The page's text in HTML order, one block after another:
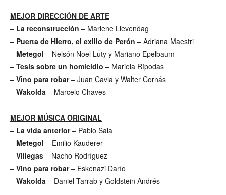
MEJOR DIRECCIÓN DE ARTE
– La reconstrucción – Marlene Lievendag
– Puerta de Hierro, el exilio de Perón – Adriana Maestri
– Metegol – Nelsón Noel Luty y Mariano Epelbaum
– Tesis sobre un homicidio – Mariela Rípodas
– Vino para robar– Juan Cavia y Walter Cornás
– Wakolda – Marcelo Chaves
MEJOR MÚSICA ORIGINAL
– La vida anterior– Pablo Sala
– Metegol – Emilio Kauderer
– Villegas – Nacho Rodríguez
– Vino para robar– Eskenazi Darío
– Wakolda – Daniel Tarrab y Goldstein Andrés